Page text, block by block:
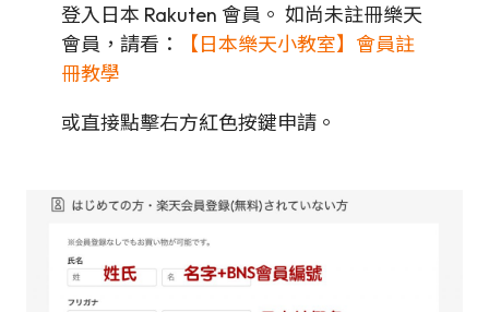
登入日本 Rakuten 會員。 如尚未註冊樂天
會員，請看：
【日本樂天小教室】會員註
冊教學
或直接點擊右方紅色按鍵申請。